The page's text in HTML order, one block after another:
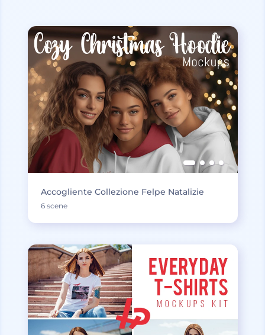
Accogliente Collezione Felpe Natalizie
6 scene